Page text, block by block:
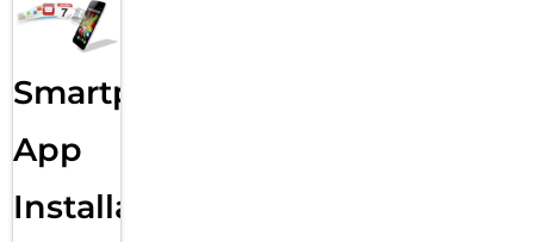
Smartphone
App
Installation